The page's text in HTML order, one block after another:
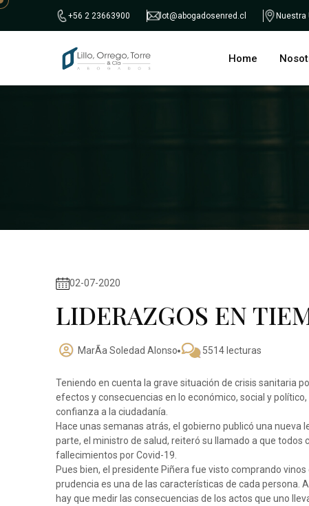
+56 2 23663900 lot@abogadosenred.cl Nuestra
Home
02-07-2020
LIDERAZGOS EN
MarÃ­a Soledad Alonso 5514 lecturas
Teniendo en cuenta la grave situación de crisis sanitaria
efectos y consecuencias en lo económico, social y
confianza a la ciudadanía.
Hace unas semanas atrás, el gobierno publicó una
parte, el ministro de salud, reiteró su llamado a que
fallecimientos por Covid-19.
Pues bien, el presidente Piñera fue visto comprando
prudencia es una de las características de cada persona.
hay que medir las consecuencias de los actos que uno